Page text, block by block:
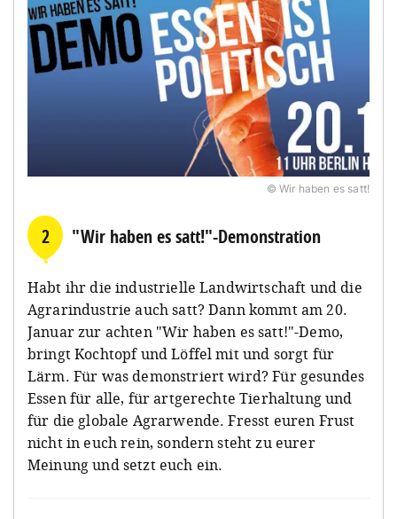
© Wir haben es satt!
2 "Wir haben es satt!"-Demonstration
Habt ihr die industrielle Landwirtschaft und die
Agrarindustrie auch satt? Dann kommt am 20.
Januar zur achten "Wir haben es satt!"-Demo,
bringt Kochtopf und Löffel mit und sorgt für
Lärm. Für was demonstriert wird? Für gesundes
Essen für alle, für artgerechte Tierhaltung und
für die globale Agrarwende. Fresst euren Frust
nicht in euch rein, sondern steht zu eurer
Meinung und setzt euch ein.